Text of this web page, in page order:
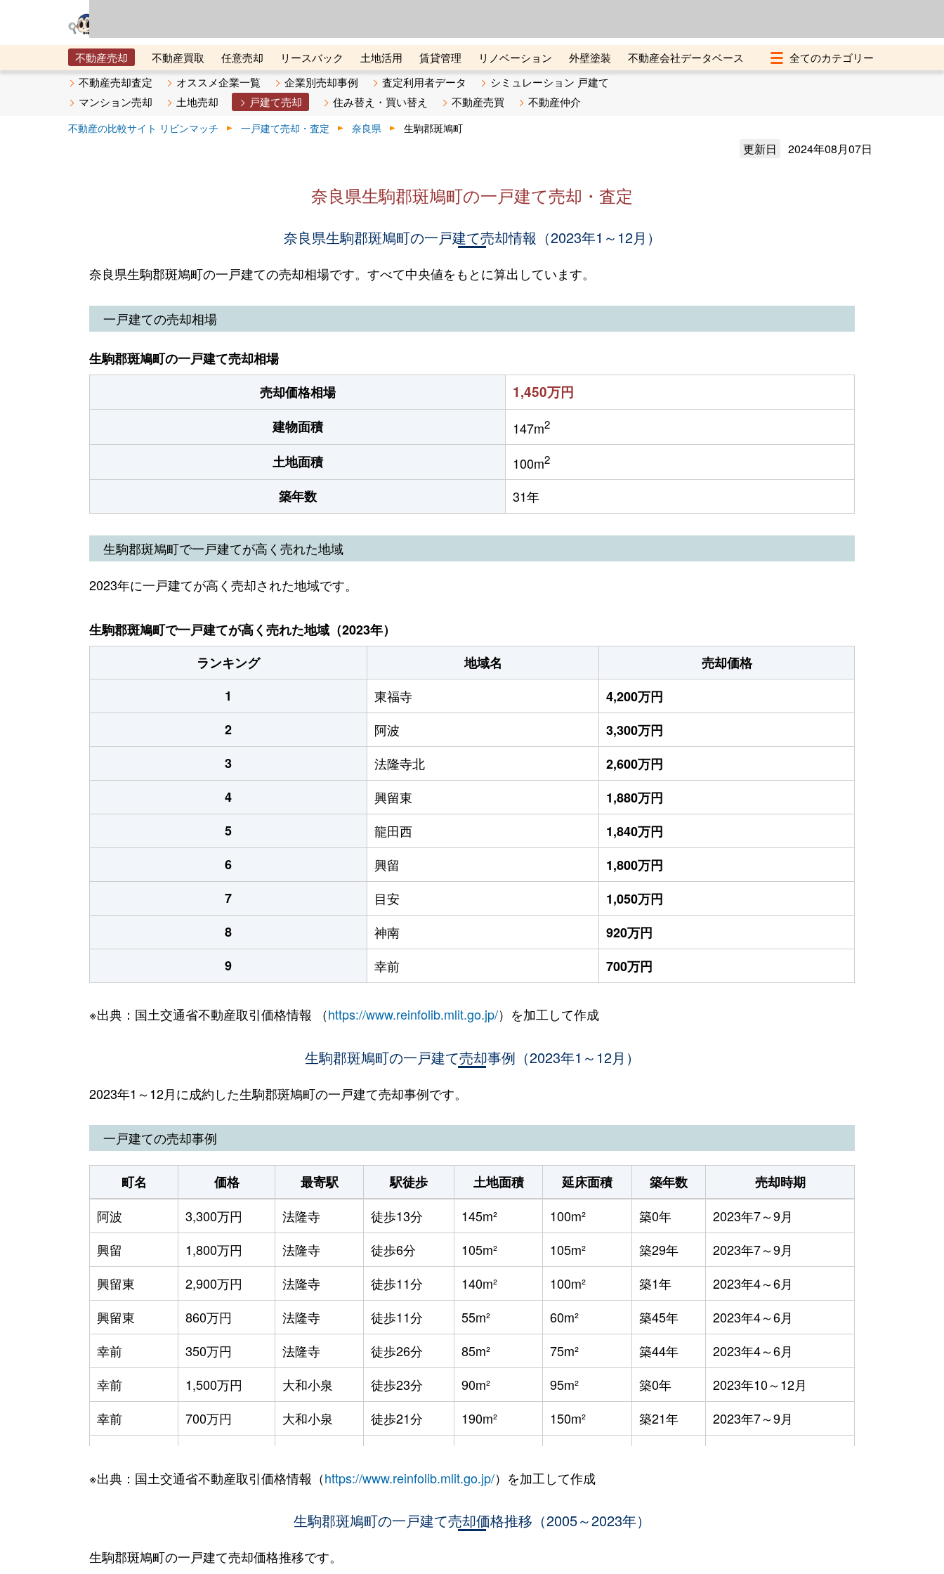
不動産売却 不動産買取 任意売却 リースバック 土地活用 賃貸管理 リノベーション 外壁塗装
不動産会社データベース
メタ住宅展示場
ベスト不動産カンパニー オンライン講座 リビンマガジンBiz 不動産売却ご相談デスク
不動産売却査定 オススメ企業一覧 企業別売却事例 査定利用者データ
シミュレーション 戸建て
マンション売却
土地売却 戸建て売却 住み替え・買い替え 不動産売買 不動産仲介
不動産の比較サイト リビンマッチ 一戸建て売却・査定 奈良県 生駒郡斑鳩町
更新日 2024年08月07日
奈良県生駒郡斑鳩町の一戸建て売却・査定
奈良県生駒郡斑鳩町の一戸建て売却情報（2023年1～12月）
奈良県生駒郡斑鳩町の一戸建ての売却相場です。すべて中央値をもとに算出しています。
一戸建ての売却相場
生駒郡斑鳩町の一戸建て売却相場
売却価格相場
1,450万円
建物面積 147m2
土地面積 100m2
築年数 31年
生駒郡斑鳩町で一戸建てが高く売れた地域
2023年に一戸建てが高く売却された地域です。
生駒郡斑鳩町で一戸建てが高く売れた地域（2023年）
ランキング
地域名
売却価格
1
東福寺
4,200万円
2
阿波
3,300万円
3
法隆寺北
2,600万円
4
興留東
1,880万円
5
龍田西
1,840万円
6
興留
1,800万円
7
目安
1,050万円
8
神南
920万円
9
幸前 700万円
※出典：国土交通省不動産取引価格情報 （https://www.reinfolib.mlit.go.jp/）を加工して作成
生駒郡斑鳩町の一戸建て売却事例（2023年1～12月）
2023年1～12月に成約した生駒郡斑鳩町の一戸建て売却事例です。
一戸建ての売却事例
町名 価格 最寄駅 駅徒歩 土地面積 延床面積 築年数
売却時期
阿波
3,300万円 法隆寺 徒歩13分 145m² 100m² 築0年
2023年7～9月
興留
1,800万円 法隆寺 徒歩6分 105m² 105m² 築29年
2023年7～9月
興留東
2,900万円 法隆寺 徒歩11分 140m² 100m² 築1年
2023年4～6月
興留東
860万円 法隆寺 徒歩11分 55m² 60m² 築45年
2023年4～6月
幸前
350万円 法隆寺 徒歩26分 85m² 75m² 築44年
2023年4～6月
幸前
1,500万円 大和小泉 徒歩23分 90m² 95m² 築0年
2023年10～12月
幸前
700万円 大和小泉 徒歩21分 190m² 150m² 築21年
2023年7～9月
龍田西
2,800万円 王寺 徒歩25分 630m² 200m²
王寺 徒歩45分 195m² 85m² 築46年
東福寺
4,200万円 法隆寺
※出典：国土交通省不動産取引価格情報（https://www.reinfolib.mlit.go.jp/）を加工して作成
生駒郡斑鳩町の一戸建て売却価格推移（2005～2023年）
生駒郡斑鳩町の一戸建て売却価格推移です。